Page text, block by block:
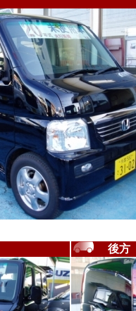
後方